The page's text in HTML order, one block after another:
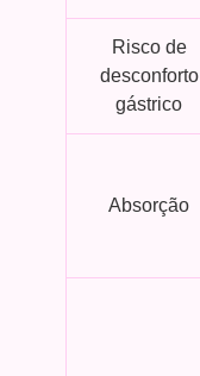
Risco de
desconforto
gástrico
Absorção